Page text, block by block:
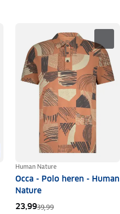
Human Nature
Occa - Polo heren - Human
Nature
23,9939,99